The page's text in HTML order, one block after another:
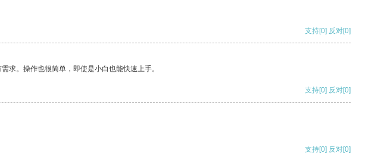
支持[0] 反对[0]
求。操作也很简单，即使是小白也能快速上手。
支持[0] 反对[0]
支持[0] 反对[0]